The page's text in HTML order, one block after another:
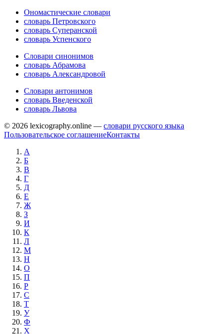
Ономастические словари
словарь Петровского
словарь Суперанской
словарь Успенского
Словари синонимов
словарь Абрамова
словарь Александровой
Словари антонимов
словарь Введенской
словарь Львова
© 2026 lexicography.online — словари русского языка
Пользовательское соглашениеКонтакты
А
Б
В
Г
Д
Е
Ж
З
И
К
Л
М
Н
О
П
Р
С
Т
У
Ф
Х